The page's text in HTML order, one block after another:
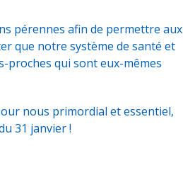
pérennes afin de permettre aux
que notre système de santé et
proches qui sont eux-mêmes
nous primordial et essentiel,
31 janvier !